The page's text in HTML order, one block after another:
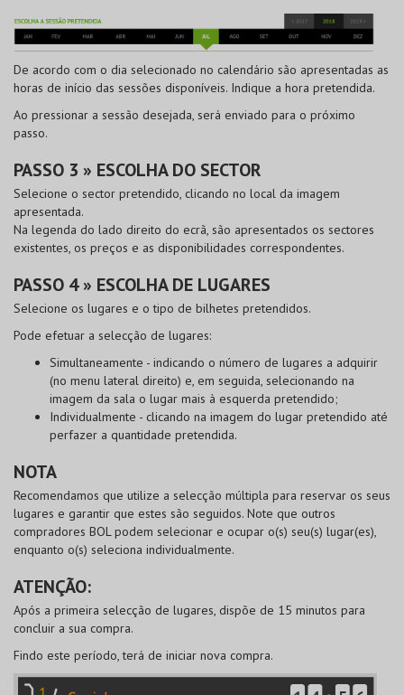
De acordo com o dia selecionado no calendário são apresentadas as
horas de início das sessões disponíveis. Indique a hora pretendida.
Ao pressionar a sessão desejada, será enviado para o próximo
passo.
PASSO 3 » ESCOLHA DO SECTOR
Selecione o sector pretendido, clicando no local da imagem
apresentada.
Na legenda do lado direito do ecrã, são apresentados os sectores
existentes, os preços e as disponibilidades correspondentes.
PASSO 4 » ESCOLHA DE LUGARES
Selecione os lugares e o tipo de bilhetes pretendidos.
Pode efetuar a selecção de lugares:
Simultaneamente - indicando o número de lugares a adquirir
(no menu lateral direito) e, em seguida, selecionando na
imagem da sala o lugar mais à esquerda pretendido;
Individualmente - clicando na imagem do lugar pretendido até
perfazer a quantidade pretendida.
NOTA
Recomendamos que utilize a selecção múltipla para reservar os seus
lugares e garantir que estes são seguidos. Note que outros
compradores BOLpodem selecionar e ocupar o(s) seu(s) lugar(es),
enquanto o(s) seleciona individualmente.
ATENÇÃO:
Após a primeira selecção de lugares, dispõe de 15 minutos para
concluir a sua compra.
Findo este período, terá de iniciar nova compra.